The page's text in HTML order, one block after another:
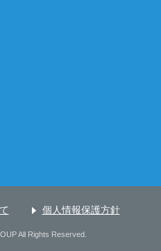
個人情報保護方針
All Rights Reserved.